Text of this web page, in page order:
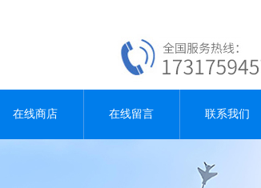
在线商店 在线留言 联系我们